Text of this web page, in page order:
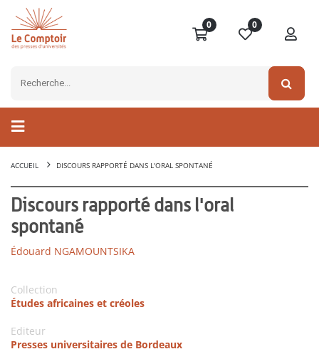
0 0
ACCUEIL DISCOURS RAPPORTÉ DANS L'ORAL SPONTANÉ
Discours rapporté dans l'oral
spontané
Édouard NGAMOUNTSIKA
Collection
Études africaines et créoles
Editeur
Presses universitaires de Bordeaux